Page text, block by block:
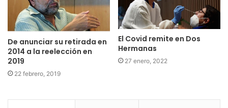
De anunciar su retirada en
2014 a la reelección en
2019
22 febrero, 2019
El Covid remite en Dos
Hermanas
27 enero, 2022